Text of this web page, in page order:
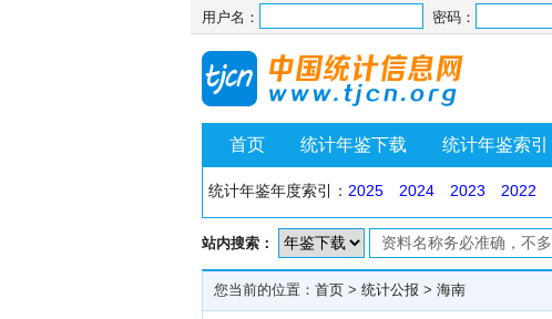
用户名： 密码：
首页 统计年鉴下载 统计年鉴索引
统计年鉴年度索引： 2025 2024 2023 2022
站内搜索：
您当前的位置： 首页 > 统计公报 > 海南